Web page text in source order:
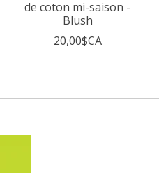
de coton mi-saison -
Blush
20,00$CA